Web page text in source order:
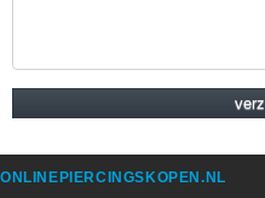
ONLINEPIERCINGSKOPEN.NL